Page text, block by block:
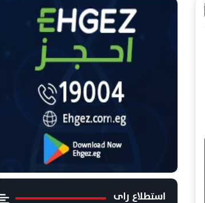
استطلاع راى